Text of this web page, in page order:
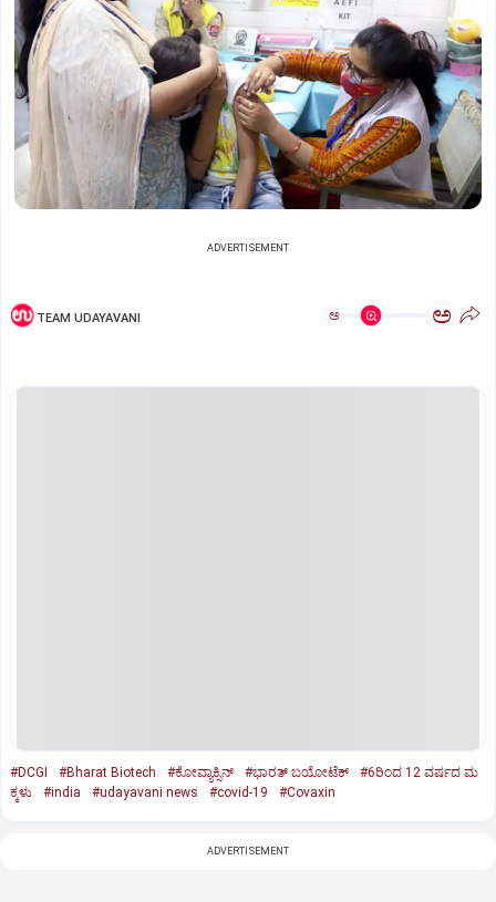
ADVERTISEMENT
TEAM UDAYAVANI ಅ ಅ
#DCGI #Bharat Biotech #ಕೋವ್ಯಾಕ್ಸಿನ್ #ಭಾರತ್ ಬಯೋಟೆಕ್
#6ರಿಂದ 12 ವರ್ಷದ ಮ
ಕ್ಕಳು
#india #udayavani news #covid-19 #Covaxin
ADVERTISEMENT